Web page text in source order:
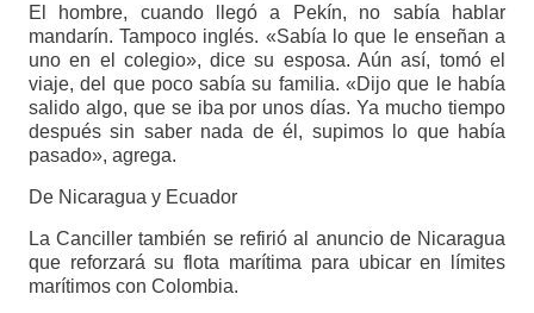
El hombre, cuando llegó a Pekín, no sabía hablar
mandarín. Tampoco inglés. «Sabía lo que le enseñan a
uno en el colegio», dice su esposa. Aún así, tomó el
viaje, del que poco sabía su familia. «Dijo que le había
salido algo, que se iba por unos días. Ya mucho tiempo
después sin saber nada de él, supimos lo que había
pasado», agrega.
De Nicaragua y Ecuador
La Canciller también se refirió al anuncio de Nicaragua
que reforzará su flota marítima para ubicar en límites
marítimos con Colombia.